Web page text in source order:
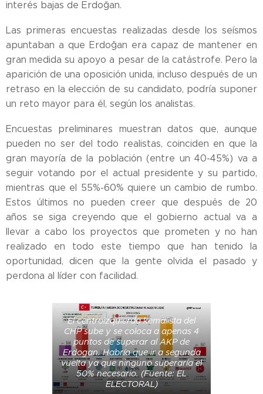
interés bajas de Erdoğan.
Las primeras encuestas realizadas desde los seísmos
apuntaban a que Erdoğan era capaz de mantener en
gran medida su apoyo a pesar de la catástrofe. Pero la
aparición de una oposición unida, incluso después de un
retraso en la elección de su candidato, podría suponer
un reto mayor para él, según los analistas.
Encuestas preliminares muestran datos que, aunque
pueden no ser del todo realistas, coinciden en que la
gran mayoría de la población (entre un 40-45%) va a
seguir votando por el actual presidente y su partido,
mientras que el 55%-60% quiere un cambio de rumbo.
Estos últimos no pueden creer que después de 20
años se siga creyendo que el gobierno actual va a
llevar a cabo los proyectos que prometen y no han
realizado en todo este tiempo que han tenido la
oportunidad, dicen que la gente olvida el pasado y
perdona al líder con facilidad.
El centroizquierda kemalista del
CHP sube y se coloca a apenas 4
puntos de superar al AKP de
Erdogan. Habría que ir a segunda
vuelta ya que ninguno superaría el
50% necesario. (Fuente: EL
ELECTORAL)